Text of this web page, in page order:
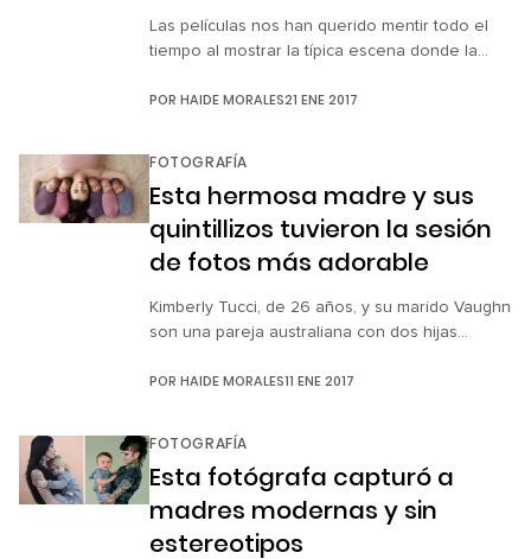
Las películas nos han querido mentir todo el
tiempo al mostrar la típica escena donde la
peinado, maquillaje y ropa perfecta. En serio,
honestas, se necesita de tiempo, esfuerzo, y
vernos tan bien como […]
POR HAIDE MORALES21 ENE 2017
FOTOGRAFÍA
Esta hermosa madre y sus
quintillizos tuvieron la sesión
de fotos más adorable
Kimberly Tucci, de 26 años, y su marido Vaughn
son una pareja australiana con dos hijas
intentando tener un hijo varón y lo lograron,
ya que la sorpresa llegó… ¡multiplicada por 5!
comezón, insomnio […]
POR HAIDE MORALES11 ENE 2017
FOTOGRAFÍA
Esta fotógrafa capturó a
madres modernas y sin
estereotipos